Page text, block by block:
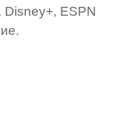
Disney+, ESPN